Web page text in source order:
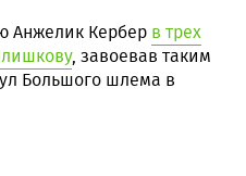
Анжелик Кербер в трех
, завоевав таким
Большого шлема в